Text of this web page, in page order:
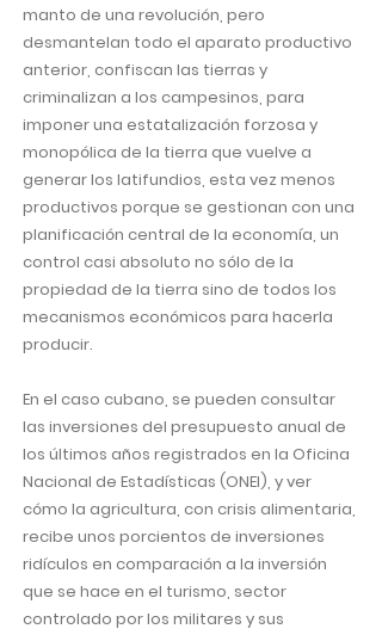
manto de una revolución, pero
desmantelan todo el aparato productivo
anterior, confiscan las tierras y
criminalizan a los campesinos, para
imponer una estatalización forzosa y
monopólica de la tierra que vuelve a
generar los latifundios, esta vez menos
productivos porque se gestionan con una
planificación central de la economía, un
control casi absoluto no sólo de la
propiedad de la tierra sino de todos los
mecanismos económicos para hacerla
producir.
En el caso cubano, se pueden consultar
las inversiones del presupuesto anual de
los últimos años registrados en la Oficina
Nacional de Estadísticas (ONEI), y ver
cómo la agricultura, con crisis alimentaria,
recibe unos porcientos de inversiones
ridículos en comparación a la inversión
que se hace en el turismo, sector
controlado por los militares y sus